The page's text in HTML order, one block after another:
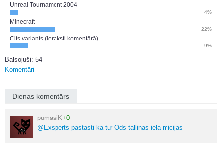
Unreal Tournament 2004
4%
Minecraft
22%
Cits variants (ieraksti komentārā)
9%
Balsojuši: 54
Komentāri
Dienas komentārs
pumasiK+0
@Exsperts pastasti ka tur Ods tallinas iela micijas